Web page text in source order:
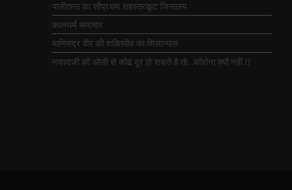
पालीताना का सौप्रथम सहस्त्रकूट जिनालय
कालधर्म समाचार
माणिभद्र वीर की शक्तिपीठ का शिलान्यास
नवपदजी की ओली से कोढ दूर हो सकते है तो…कोरोना क्यों नहीं ⁉️